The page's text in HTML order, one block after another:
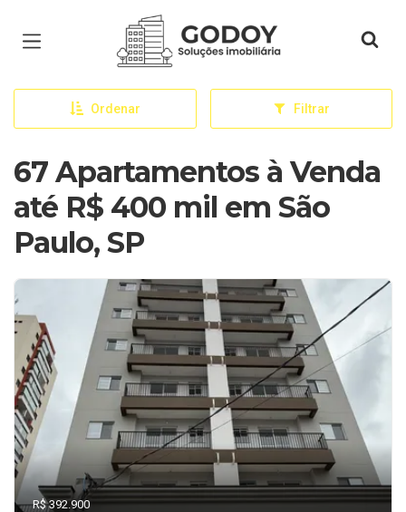
Página inicial
Ordenar Filtrar
67 Apartamentos à Venda
até R$ 400 mil em São
Paulo, SP
R$ 392.900